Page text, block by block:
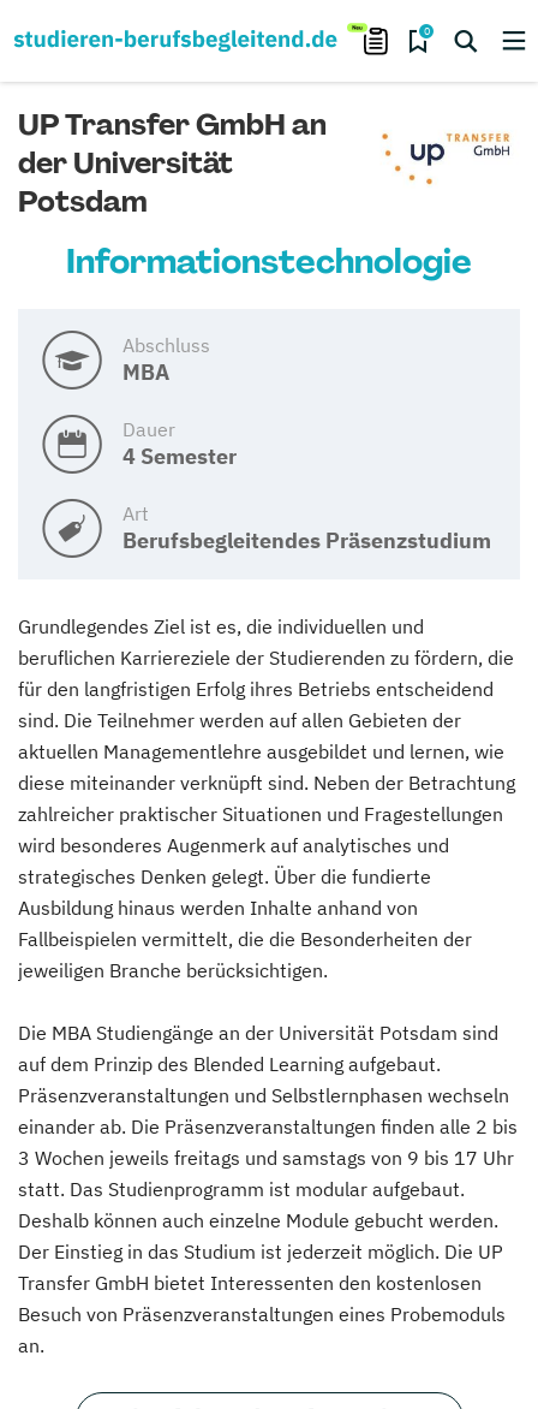
0
UP Transfer GmbH an
der Universität
Potsdam
Informationstechnologie
Abschluss
MBA
Dauer
4 Semester
Art
Berufsbegleitendes Präsenzstudium
Grundlegendes Ziel ist es, die individuellen und
beruflichen Karriereziele der Studierenden zu fördern, die
für den langfristigen Erfolg ihres Betriebs entscheidend
sind. Die Teilnehmer werden auf allen Gebieten der
aktuellen Managementlehre ausgebildet und lernen, wie
diese miteinander verknüpft sind. Neben der Betrachtung
zahlreicher praktischer Situationen und Fragestellungen
wird besonderes Augenmerk auf analytisches und
strategisches Denken gelegt. Über die fundierte
Ausbildung hinaus werden Inhalte anhand von
Fallbeispielen vermittelt, die die Besonderheiten der
jeweiligen Branche berücksichtigen.
Die MBA Studiengänge an der Universität Potsdam sind
auf dem Prinzip des Blended Learning aufgebaut.
Präsenzveranstaltungen und Selbstlernphasen wechseln
einander ab. Die Präsenzveranstaltungen finden alle 2 bis
3 Wochen jeweils freitags und samstags von 9 bis 17 Uhr
statt. Das Studienprogramm ist modular aufgebaut.
Deshalb können auch einzelne Module gebucht werden.
Der Einstieg in das Studium ist jederzeit möglich. Die UP
Transfer GmbH bietet Interessenten den kostenlosen
Besuch von Präsenzveranstaltungen eines Probemoduls
an.